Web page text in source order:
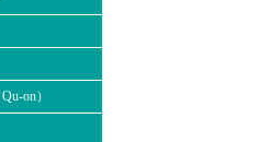
on）